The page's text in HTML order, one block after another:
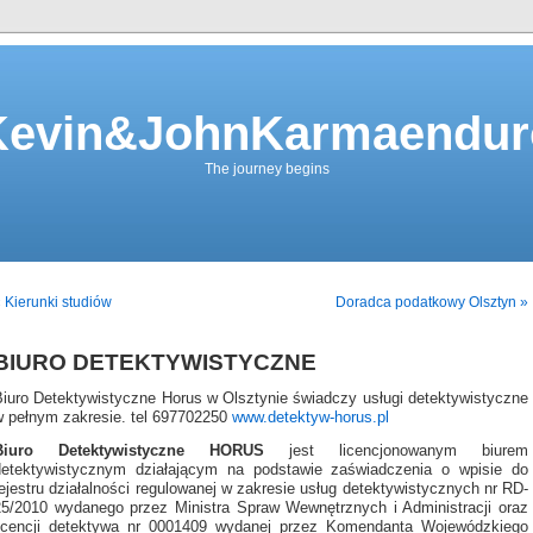
The journey begins
Kierunki studiów Doradca podatkowy Olsztyn »
DETEKTYWISTYCZNE
Detektywistyczne Horus w Olsztynie świadczy usługi detektywistyczne
pełnym zakresie. tel 697702250 www.detektyw-horus.pl
Detektywistyczne HORUS jest licencjonowanym biurem
działającym na podstawie zaświadczenia o wpisie do
działalności regulowanej w zakresie usług detektywistycznych nr RD-
2010 wydanego przez Ministra Spraw Wewnętrznych i Administracji oraz
detektywa nr 0001409 wydanej przez Komendanta Wojewódzkiego